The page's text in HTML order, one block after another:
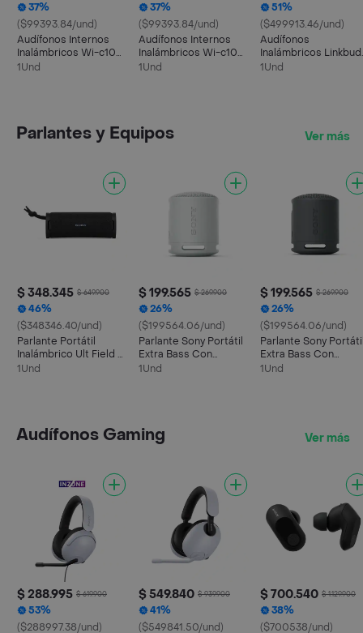
37%
($99393.84/und)
Audífonos Internos
Inalámbricos Wi-c100
- Negro
1Und
37%
($99393.84/und)
Audífonos Internos
Inalámbricos Wi-c100
- Azul
1Und
51%
($499913.46/und)
Audífonos
Inalámbricos
Open | Wf-l910 -
1Und
Parlantes y Equipos Ver más
$ 348.345 $ 649.900
46%
($348346.40/und)
Parlante Portátil
Inalámbrico Ult Field 1
- Srs-ult10 - Negro
1Und
$ 199.565 $ 269.900
26%
($199564.06/und)
Parlante Sony Portátil
Extra Bass Con
Bluetooth | Srs-xb100
1Und
$ 199.565 $ 269.900
26%
($199564.06/und)
Parlante Sony
Extra Bass Con
Bluetooth | Srs-
1Und
Audífonos Gaming Ver más
$ 288.995 $ 619.900
53%
($288997.38/und)
$ 549.840 $ 939.900
41%
($549841.50/und)
$ 700.540 $ 1.129.900
38%
($700538/und)